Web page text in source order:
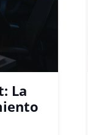
La